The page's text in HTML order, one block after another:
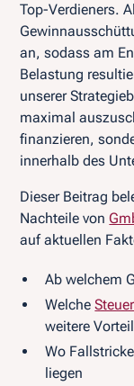
Top-Verdieners.
an, sodass am
Belastung
unserer
maximal
finanzieren,
innerhalb des
Dieser Beitrag
Nachteile von
auf aktuellen
Ab welchem
Welche
weitere
Wo
liegen